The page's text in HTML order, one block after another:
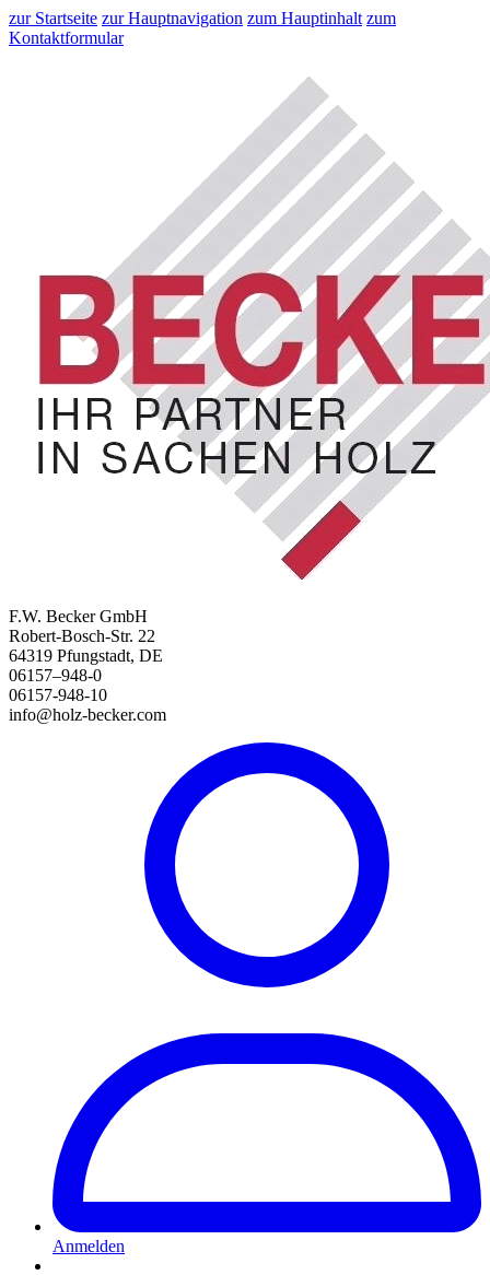
zur Startseite zur Hauptnavigation zum Hauptinhalt zum
Kontaktformular
F.W. Becker GmbH
Robert-Bosch-Str. 22
64319 Pfungstadt, DE
06157–948-0
06157-948-10
info@holz-becker.com
Anmelden